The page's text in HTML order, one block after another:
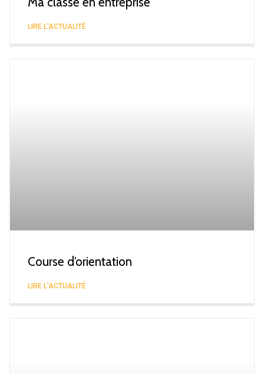
LIRE L'ACTUALITÉ
Course d’orientation
LIRE L'ACTUALITÉ